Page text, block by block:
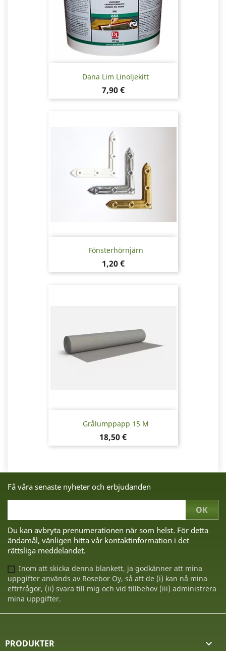
Dana Lim Linoljekitt
Pris
7,90 €
Fönsterhörnjärn
Pris
1,20 €
Grålumppapp 15 M
Pris
18,50 €
Få våra senaste nyheter och erbjudanden
Du kan avbryta prenumerationen när som helst. För detta
ändamål, vänligen hitta vår kontaktinformation i det
rättsliga meddelandet.
Inom att skicka denna blankett, ja godkänner att mina
uppgifter används av Rosebor Oy, så att de (i) kan nå mina
eftrfrågor, (ii) svara till mig och vid tillbehov (iii) administrera
mina uppgifter.
PRODUKTER 